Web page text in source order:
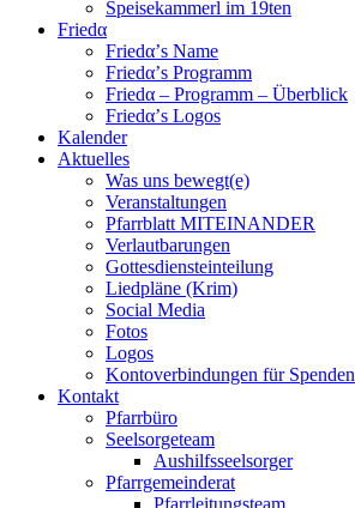
Speisekammerl im 19ten
Friedα
Friedα’s Name
Friedα’s Programm
Friedα – Programm – Überblick
Friedα’s Logos
Kalender
Aktuelles
Was uns bewegt(e)
Veranstaltungen
Pfarrblatt MITEINANDER
Verlautbarungen
Gottesdiensteinteilung
Liedpläne (Krim)
Social Media
Fotos
Logos
Kontoverbindungen für Spenden
Kontakt
Pfarrbüro
Seelsorgeteam
Aushilfsseelsorger
Pfarrgemeinderat
Pfarrleitungsteam